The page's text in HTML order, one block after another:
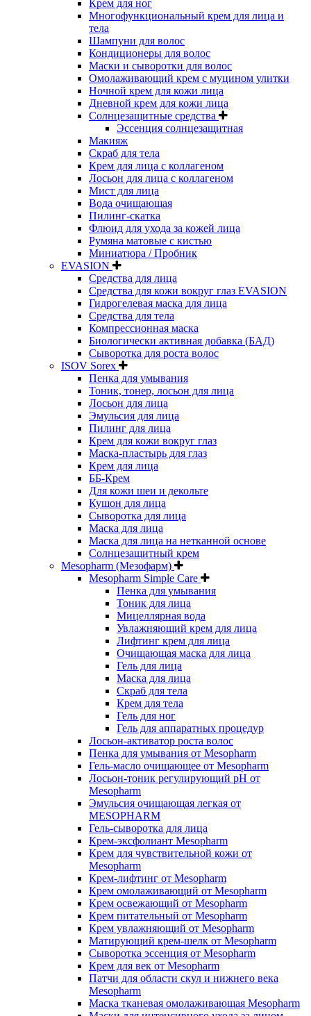
Крем для ног
Многофункциональный крем для лица и
тела
Шампуни для волос
Кондиционеры для волос
Маски и сыворотки для волос
Омолаживающий крем с муцином улитки
Ночной крем для кожи лица
Дневной крем для кожи лица
Солнцезащитные средства
Эссенция солнцезащитная
Макияж
Скраб для тела
Крем для лица с коллагеном
Лосьон для лица с коллагеном
Мист для лица
Вода очищающая
Пилинг-скатка
Флюид для ухода за кожей лица
Румяна матовые с кистью
Миниатюра / Пробник
EVASION
Средства для лица
Средства для кожи вокруг глаз EVASION
Гидрогелевая маска для лица
Средства для тела
Компрессионная маска
Биологически активная добавка (БАД)
Сыворотка для роста волос
ISOV Sorex
Пенка для умывания
Тоник, тонер, лосьон для лица
Лосьон для лица
Эмульсия для лица
Пилинг для лица
Крем для кожи вокруг глаз
Маска-пластырь для глаз
Крем для лица
ББ-Крем
Для кожи шеи и декольте
Кушон для лица
Сыворотка для лица
Маска для лица
Маска для лица на нетканной основе
Солнцезащитный крем
Mesopharm (Мезофарм)
Mesopharm Simple Care
Пенка для умывания
Тоник для лица
Мицеллярная вода
Увлажняющий крем для лица
Лифтинг крем для лица
Очищающая маска для лица
Гель для лица
Маска для лица
Скраб для тела
Крем для тела
Гель для ног
Гель для аппаратных процедур
Лосьон-активатор роста волос
Пенка для умывания от Mesopharm
Гель-масло очищающее от Mesopharm
Лосьон-тоник регулирующий рН от
Mesopharm
Эмульсия очищающая легкая от
MESOPHARM
Гель-сыворотка для лица
Крем-эксфолиант Mesopharm
Крем для чувствительной кожи от
Mesopharm
Крем-лифтинг от Mesopharm
Крем омолаживающий от Mesopharm
Крем освежающий от Mesopharm
Крем питательный от Mesopharm
Крем увлажняющий от Mesopharm
Матирующий крем-шелк от Mesopharm
Сыворотка эссенция от Mesopharm
Крем для век от Mesopharm
Патчи для области скул и нижнего века
Mesopharm
Маска тканевая омолаживающая Mesopharm